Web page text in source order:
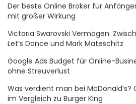
Der beste Online Broker für
mit großer Wirkung
Victoria Swarovski Vermögen:
Let’s Dance und Mark Mateschitz
Google Ads Budget für Online-
ohne Streuverlust
Was verdient man bei McDonald’s?
im Vergleich zu Burger King